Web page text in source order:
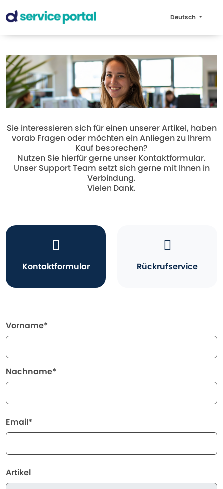
Deutsch
Sie interessieren sich für einen unserer Artikel, haben
vorab Fragen oder möchten ein Anliegen zu Ihrem
Kauf besprechen?
Nutzen Sie hierfür gerne unser Kontaktformular.
Unser Support Team setzt sich gerne mit Ihnen in
Verbindung.
Vielen Dank.
Kontaktformular Rückrufservice
Vorname*
Nachname*
Email*
Artikel